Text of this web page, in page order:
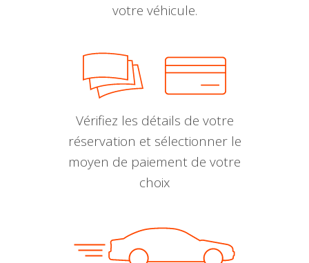
votre véhicule.
Vérifiez les détails de votre
réservation et sélectionner le
moyen de paiement de votre
choix